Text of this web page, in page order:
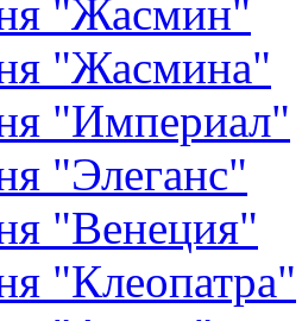
"Жасмин"
"Жасмина"
"Империал"
"Элеганс"
"Венеция"
"Клеопатра"